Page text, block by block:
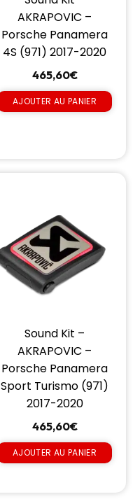
AKRAPOVIC –
Porsche Panamera
4S (971) 2017-2020
465,60€
AJOUTER AU PANIER
Sound Kit –
AKRAPOVIC –
Porsche Panamera
Sport Turismo (971)
2017-2020
465,60€
AJOUTER AU PANIER